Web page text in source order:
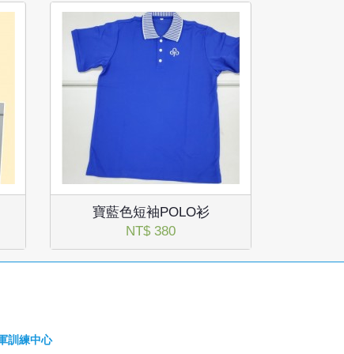
寶藍色短袖POLO衫
NT$ 380
訓練中心